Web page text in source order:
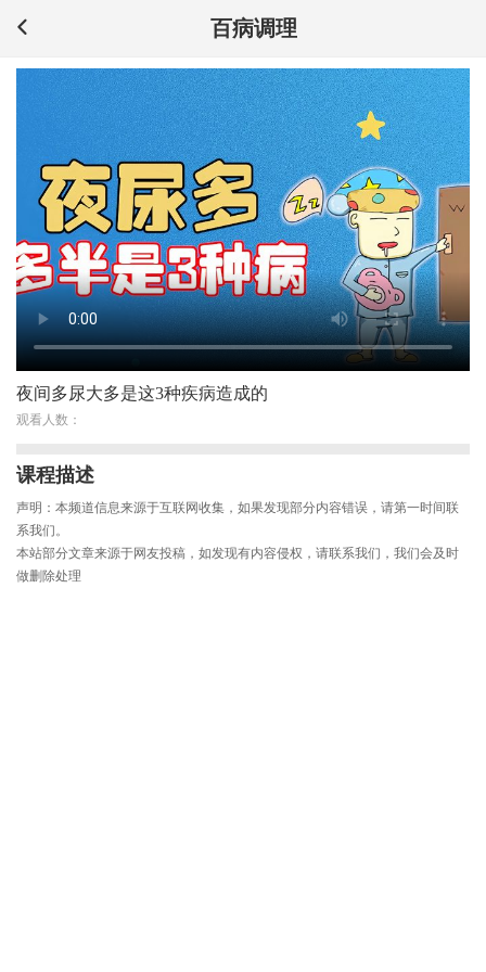
百病调理
夜间多尿大多是这3种疾病造成的
观看人数：
课程描述
声明：本频道信息来源于互联网收集，如果发现部分内容错误，请第一时间联
系我们。
本站部分文章来源于网友投稿，如发现有内容侵权，请联系我们，我们会及时
做删除处理